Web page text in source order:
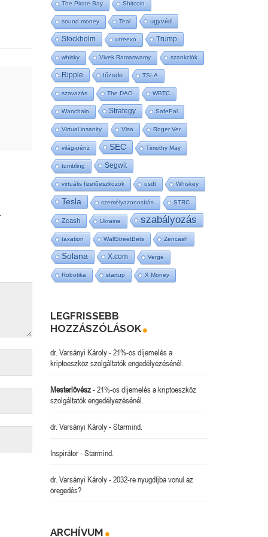
The Pirate Bay Shitcoin
sound money Teal ügyvéd
Stockholm utreexo Trump
whisky Vivek Ramaswamy szankciók
Ripple tőzsde TSLA
szavazás The DAO WBTC
Wanchain Strategy SafePal
Virtual insanity Visa Roger Ver
világ-pénz SEC Timothy May
tumbling Segwit
virtuális fizetőeszközök usdt Whiskey
Tesla személyazonosítás STRC
Zcash Ukraine szabályozás
taxation WallStreetBets Zencash
Solana X.com Verge
Robotika startup X Money
LEGFRISSEBB
HOZZÁSZÓLÁSOK
dr. Varsányi Károly-21%-os díjemelés a
kriptoeszköz szolgáltatók engedélyezésénél.
Mesterlövész-21%-os díjemelés a kriptoeszköz
szolgáltatók engedélyezésénél.
dr. Varsányi Károly-Starmind.
Inspirátor-Starmind.
dr. Varsányi Károly-2032-re nyugdíjba vonul az
öregedés?
ARCHÍVUM